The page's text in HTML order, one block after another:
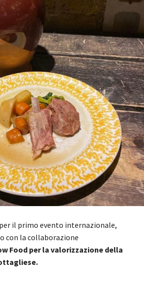
il primo evento internazionale,
con la collaborazione
Food per la valorizzazione della